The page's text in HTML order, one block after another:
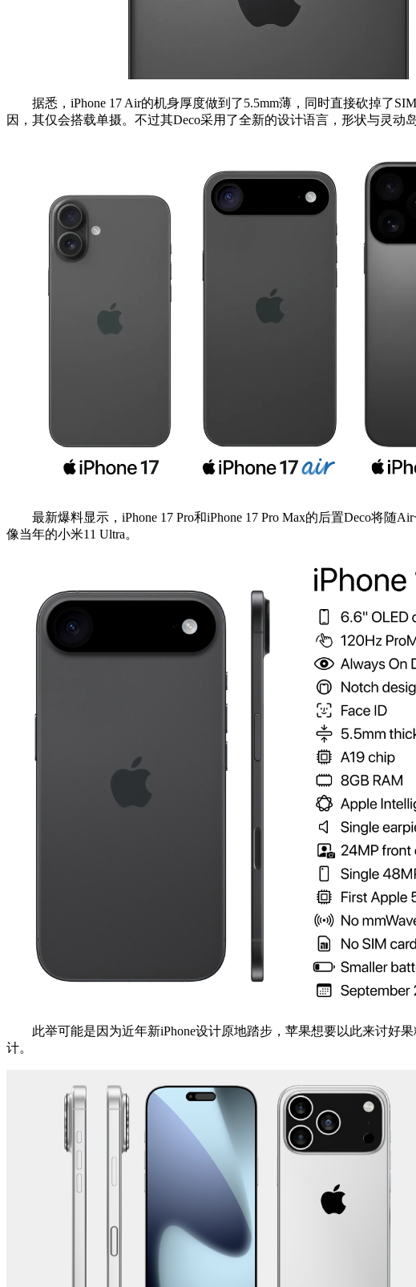
据悉，iPhone 17 Air的机身厚度做到了5.5mm薄，同时直接砍掉了
因，其仅会搭载单摄。不过其Deco采用了全新的设计语言，形状与灵动
最新爆料显示，iPhone 17 Pro和iPhone 17 Pro Max的后置Deco将
像当年的小米11 Ultra。
此举可能是因为近年新iPhone设计原地踏步，苹果想要以此来讨好
计。